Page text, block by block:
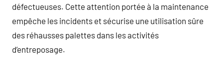
défectueuses. Cette attention portée à la maintenance
empêche les incidents et sécurise une utilisation sûre
des réhausses palettes dans les activités
d’entreposage.